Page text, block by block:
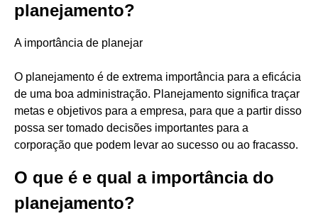
planejamento?
A importância de planejar
O planejamento é de extrema importância para a eficácia
de uma boa administração. Planejamento significa traçar
metas e objetivos para a empresa, para que a partir disso
possa ser tomado decisões importantes para a
corporação que podem levar ao sucesso ou ao fracasso.
O que é e qual a importância do
planejamento?